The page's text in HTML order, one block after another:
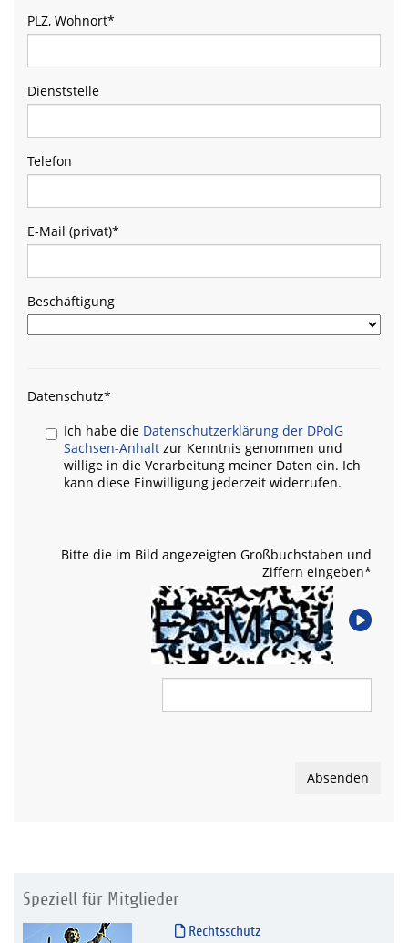
PLZ, Wohnort*
Dienststelle
Telefon
E-Mail (privat)*
Beschäftigung
Datenschutz*
Ich habe die Datenschutzerklärung der DPolG
Sachsen-Anhalt zur Kenntnis genommen und
willige in die Verarbeitung meiner Daten ein. Ich
kann diese Einwilligung jederzeit widerrufen.
Bitte die im Bild angezeigten Großbuchstaben und
Ziffern eingeben*
Absenden
Speziell für Mitglieder
Rechtsschutz